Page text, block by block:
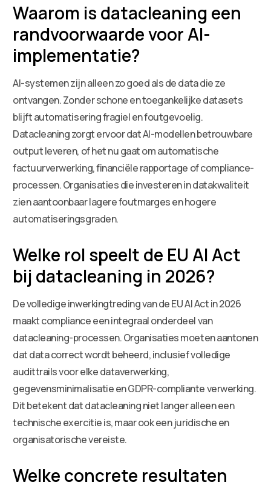
Waarom is datacleaning een
randvoorwaarde voor AI-
implementatie?
AI-systemen zijn alleen zo goed als de data die ze
ontvangen. Zonder schone en toegankelijke datasets
blijft automatisering fragiel en foutgevoelig.
Datacleaning zorgt ervoor dat AI-modellen betrouwbare
output leveren, of het nu gaat om automatische
factuurverwerking, financiële rapportage of compliance-
processen. Organisaties die investeren in datakwaliteit
zien aantoonbaar lagere foutmarges en hogere
automatiseringsgraden.
Welke rol speelt de EU AI Act
bij datacleaning in 2026?
De volledige inwerkingtreding van de EU AI Act in 2026
maakt compliance een integraal onderdeel van
datacleaning-processen. Organisaties moeten aantonen
dat data correct wordt beheerd, inclusief volledige
audittrails voor elke dataverwerking,
gegevensminimalisatie en GDPR-compliante verwerking.
Dit betekent dat datacleaning niet langer alleen een
technische exercitie is, maar ook een juridische en
organisatorische vereiste.
Welke concrete resultaten